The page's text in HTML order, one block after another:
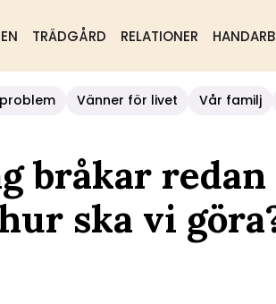
TRÄDGÅRD RELATIONER
Vänner för livet Vår familj
bråkar redan
ska vi